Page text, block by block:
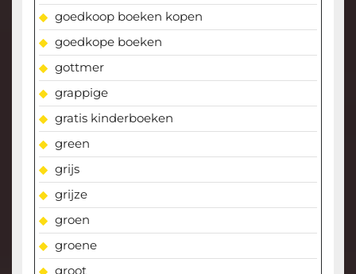
goedkoop boeken kopen
goedkope boeken
gottmer
grappige
gratis kinderboeken
green
grijs
grijze
groen
groene
groot